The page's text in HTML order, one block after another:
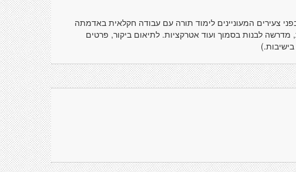
צעירים המעוניינים לימוד תורה עם עבודה חקלאית באדמתה
לבנות בסמוך ועוד אטרקציות. לתיאום ביקור, פרטים